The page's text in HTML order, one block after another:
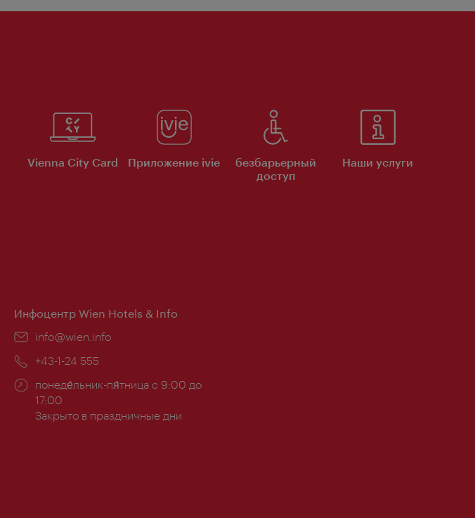
Vienna City Card Приложение ivie
безбарьерный
доступ
Наши услуги
Инфоцентр Wien Hotels & Info
Эл.
info@wien.info
Телефон:
+43-1-24 555
Часы
работы:
понеде́льник-пя́тница с 9:00 до
17:00
Закрыто в праздничные дни